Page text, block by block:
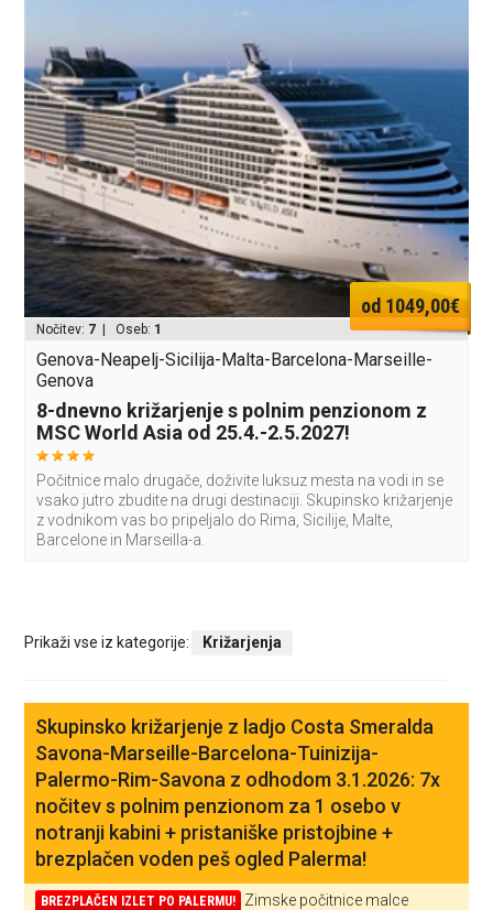
od 1049,00€
Nočitev: 7 | Oseb: 1
Genova-Neapelj-Sicilija-Malta-Barcelona-Marseille-
Genova
8-dnevno križarjenje s polnim penzionom z
MSC World Asia od 25.4.-2.5.2027!
Počitnice malo drugače, doživite luksuz mesta na vodi in se
vsako jutro zbudite na drugi destinaciji. Skupinsko križarjenje
z vodnikom vas bo pripeljalo do Rima, Sicilije, Malte,
Barcelone in Marseilla-a.
Prikaži vse iz kategorije: Križarjenja
Skupinsko križarjenje z ladjo Costa Smeralda
Savona-Marseille-Barcelona-Tuinizija-
Palermo-Rim-Savona z odhodom 3.1.2026: 7x
nočitev s polnim penzionom za 1 osebo v
notranji kabini + pristaniške pristojbine +
brezplačen voden peš ogled Palerma!
BREZPLAČEN IZLET PO PALERMU!
Zimske počitnice malce